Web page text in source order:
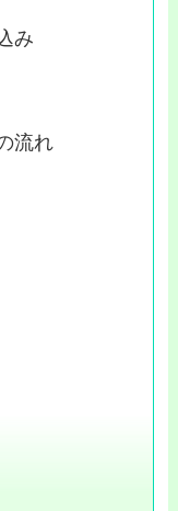
み
流れ